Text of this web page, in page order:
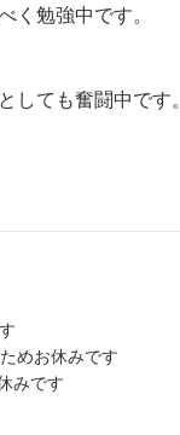
く勉強中です。
しても奮闘中です。
めお休みです
みです